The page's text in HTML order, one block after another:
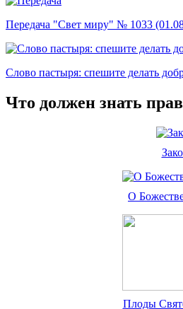
Передача "Свет миру" № 1033
Слово пастыря: спешите делать
Что должен знать
О
Плоды